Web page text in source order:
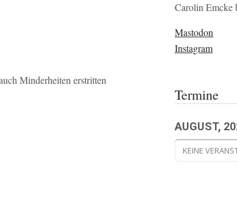
Minderheiten erstritten
Carolin Emcke
Mastodon
Instagram
Termine
AUGUST,
KEINE